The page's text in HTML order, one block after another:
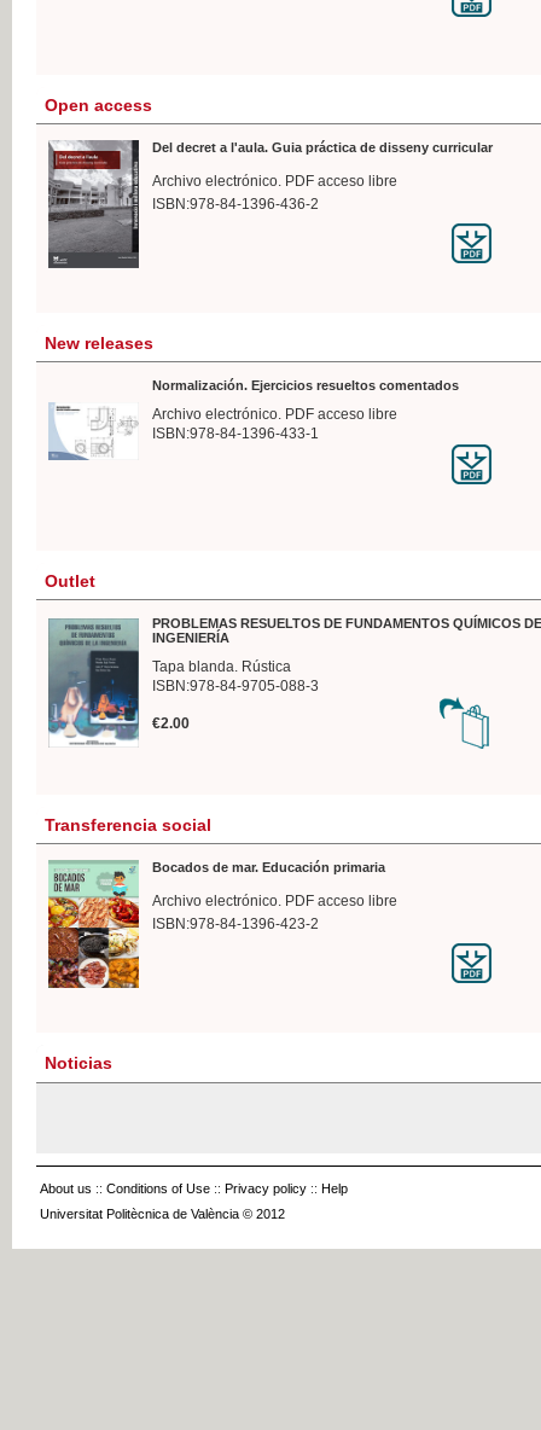
Open access
Del decret a l'aula. Guia práctica de disseny curricular
Archivo electrónico. PDF acceso libre
ISBN:978-84-1396-436-2
New releases
Normalización. Ejercicios resueltos comentados
Archivo electrónico. PDF acceso libre
ISBN:978-84-1396-433-1
Outlet
PROBLEMAS RESUELTOS DE FUNDAMENTOS QUÍMICOS
INGENIERÍA
Tapa blanda. Rústica
ISBN:978-84-9705-088-3
€2.00
Transferencia social
Bocados de mar. Educación primaria
Archivo electrónico. PDF acceso libre
ISBN:978-84-1396-423-2
Noticias
About us :: Conditions of Use :: Privacy policy :: Help
Universitat Politècnica de València © 2012